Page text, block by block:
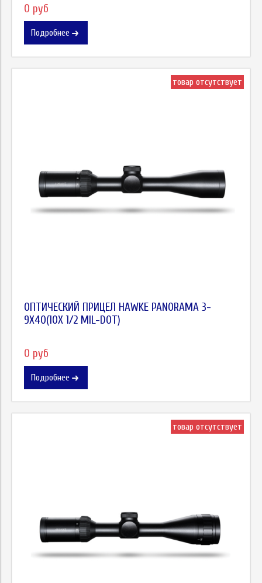
0 руб
Подробнее
товар отсутствует
ОПТИЧЕСКИЙ ПРИЦЕЛ HAWKE PANORAMA 3-
9X40(10Х 1/2 MIL-DOT)
0 руб
Подробнее
товар отсутствует